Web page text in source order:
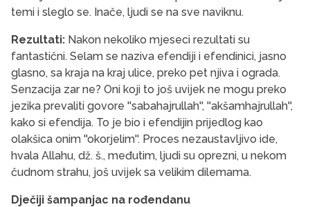
temi i sleglo se. Inače, ljudi se na sve naviknu.
Rezultati: Nakon nekoliko mjeseci rezultati su
fantastični. Selam se naziva efendiji i efendinici, jasno
glasno, sa kraja na kraj ulice, preko pet njiva i ograda.
Senzacija zar ne? Oni koji to još uvijek ne mogu preko
jezika prevaliti govore ''sabahajrullah'', ''akšamhajrullah'',
kako si efendija. To je bio i efendijin prijedlog kao
olakšica onim ''okorjelim''. Proces nezaustavljivo ide,
hvala Allahu, dž. š., međutim, ljudi su oprezni, u nekom
čudnom strahu, još uvijek sa velikim dilemama.
Dječiji šampanjac na rođendanu